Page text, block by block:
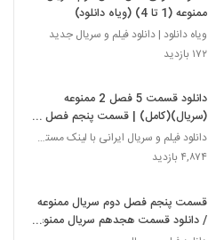
ممنوعه (1 تا 4) (ویاه دانلود)
ویاه دانلود | دانلود فیلم و سریال جدید
۱۷۲ بازدید
دانلود قسمت 5 فصل 2 ممنوعه
(سریال)(کامل) | قسمت پنجم فصل
دوم سریال ممنوعه (FULL HD)
دانلود فیلم و سریال ایرانی با لینک مستقیم
۴,۸۷۴ بازدید
قسمت پنجم فصل دوم سریال ممنوعه
/ دانلود قسمت هجدهم سریال ممنوعه